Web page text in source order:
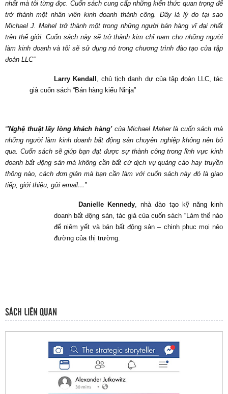
nhất mà tôi từng đọc. Cuốn sách cung cấp những kiến thức quan trọng để
trở thành một nhân viên kinh doanh thành công. Đây là lý do tại sao
Michael J. Mahel trở thành mộttrong những người bán hàng vĩ đại nhất
trên thế giới. Cuốn sách này sẽ trở thành kim chỉ nam cho những người
làm kinh doanh và tôi sẽ sử dụng nó trong chương trình đào tạo của tập
đoàn LLC”
Larry Kendall , chủ tịch danh dự của tập đoàn LLC, tác
giả cuốn sách “Bán hàng kiểu Ninja”
“'Nghệ thuật lấy lòng khách hàng'của Michael Maher là cuốn sách mà
những người làm kinh doanh bất động sản chuyên nghiệp không nên bỏ
qua. Cuốn sách sẽ giúp bạn đạt được sự thành công trong lĩnh vực kinh
doanh bất động sản mà không cần bất cứ dịch vụ quảng cáo hay truyền
thông nào, cách đơn giản mà bạn cần làm với cuốn sách này đó là giao
tiếp, giới thiệu, gửi email…”
Danielle Kennedy, nhà đào tạo kỹ năng kinh
doanh bất động sản, tác giả của cuốn sách “Làm thế nào
để niêm yết và bán bất động sản – chinh phục mọi nẻo
đường của thị trường.
SÁCH LIÊN QUAN